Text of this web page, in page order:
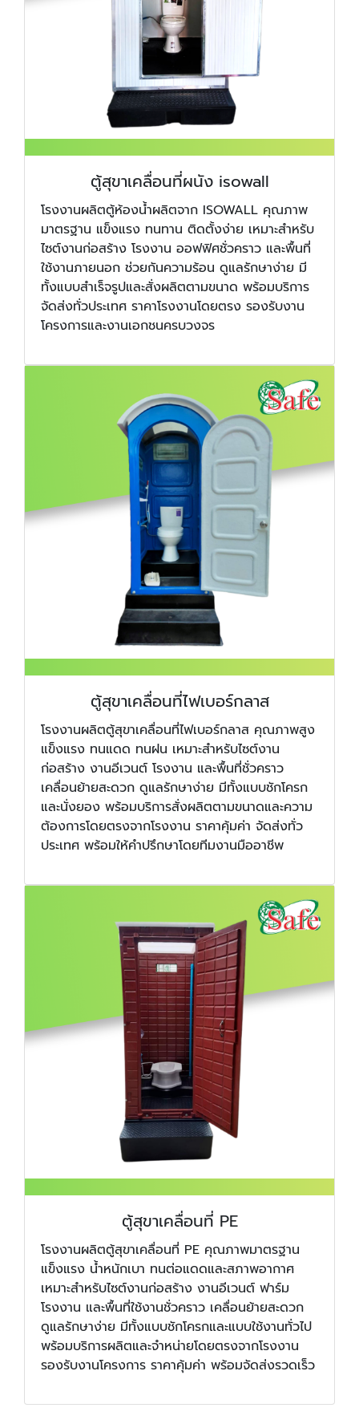
ตู้สุขาเคลื่อนที่ผนัง isowall
โรงงานผลิตตู้ห้องน้ำผลิตจาก ISOWALL คุณภาพ
มาตรฐาน แข็งแรง ทนทาน ติดตั้งง่าย เหมาะสำหรับ
ไซต์งานก่อสร้าง โรงงาน ออฟฟิศชั่วคราว และพื้นที่
ใช้งานภายนอก ช่วยกันความร้อน ดูแลรักษาง่าย มี
ทั้งแบบสำเร็จรูปและสั่งผลิตตามขนาด พร้อมบริการ
จัดส่งทั่วประเทศ ราคาโรงงานโดยตรง รองรับงาน
โครงการและงานเอกชนครบวงจร
ตู้สุขาเคลื่อนที่ไฟเบอร์กลาส
โรงงานผลิตตู้สุขาเคลื่อนที่ไฟเบอร์กลาส คุณภาพสูง
แข็งแรง ทนแดด ทนฝน เหมาะสำหรับไซต์งาน
ก่อสร้าง งานอีเวนต์ โรงงาน และพื้นที่ชั่วคราว
เคลื่อนย้ายสะดวก ดูแลรักษาง่าย มีทั้งแบบชักโครก
และนั่งยอง พร้อมบริการสั่งผลิตตามขนาดและความ
ต้องการโดยตรงจากโรงงาน ราคาคุ้มค่า จัดส่งทั่ว
ประเทศ พร้อมให้คำปรึกษาโดยทีมงานมืออาชีพ
ตู้สุขาเคลื่อนที่ PE
โรงงานผลิตตู้สุขาเคลื่อนที่ PE คุณภาพมาตรฐาน
แข็งแรง น้ำหนักเบา ทนต่อแดดและสภาพอากาศ
เหมาะสำหรับไซต์งานก่อสร้าง งานอีเวนต์ ฟาร์ม
โรงงาน และพื้นที่ใช้งานชั่วคราว เคลื่อนย้ายสะดวก
ดูแลรักษาง่าย มีทั้งแบบชักโครกและแบบใช้งานทั่วไป
พร้อมบริการผลิตและจำหน่ายโดยตรงจากโรงงาน
รองรับงานโครงการ ราคาคุ้มค่า พร้อมจัดส่งรวดเร็ว